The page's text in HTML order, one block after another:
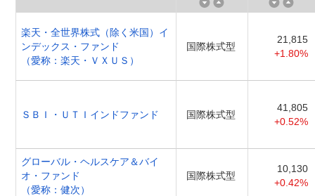
楽天・全世界株式（除く米国）イ
ンデックス・ファンド
（愛称：楽天・ＶＸＵＳ）
国際株式型
21,815
+1.80%
ＳＢＩ・ＵＴＩインドファンド 国際株式型
41,805
+0.52%
グローバル・ヘルスケア＆バイ
オ・ファンド
（愛称：健次）
国際株式型
10,130
+0.42%